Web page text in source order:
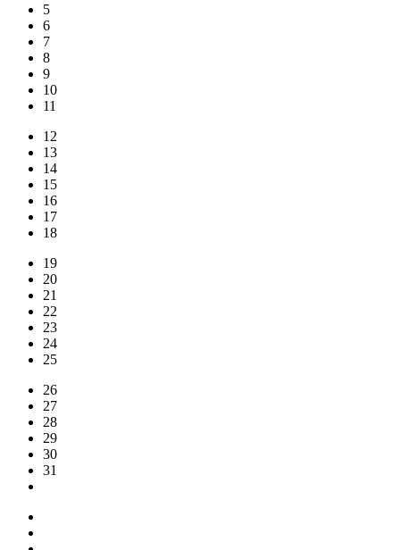
5
6
7
8
9
10
11
12
13
14
15
16
17
18
19
20
21
22
23
24
25
26
27
28
29
30
31